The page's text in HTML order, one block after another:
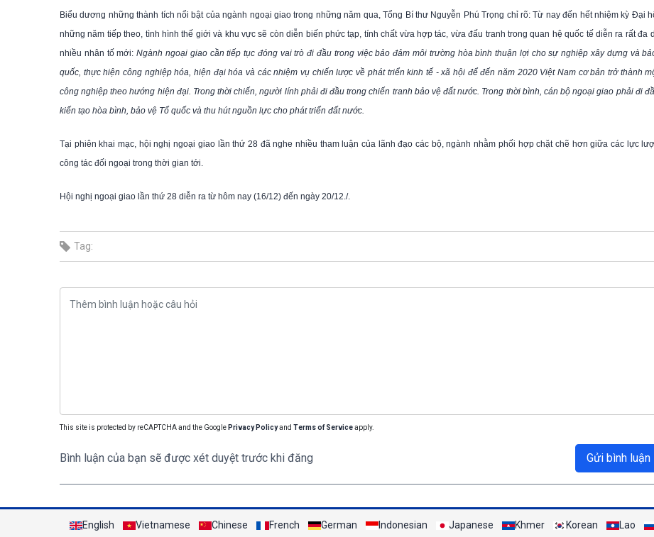
Biểu dương những thành tích nổi bật của ngành ngoại giao trong những năm qua, Tổng Bí thư Nguyễn Phú Trọng chỉ rõ: Từ nay đến hết nhiệm kỳ Đại
những năm tiếp theo, tình hình thế giới và khu vực sẽ còn diễn biến phức tạp, tính chất vừa hợp tác, vừa đấu tranh trong quan hệ quốc tế diễn ra rất đa
nhiều nhân tố mới:Ngành ngoại giao cần tiếp tục đóng vai trò đi đầu trong việc bảo đảm môi trường hòa bình thuận lợi cho sự nghiệp xây dựng và
quốc, thực hiện công nghiệp hóa, hiện đại hóa và các nhiệm vụ chiến lược về phát triển kinh tế - xã hội để đến năm 2020 Việt Nam cơ bản trở thành
công nghiệp theo hướng hiện đại. Trong thời chiến, người lính phải đi đầu trong chiến tranh bảo vệ đất nước. Trong thời bình, cán bộ ngoại giao phải đi
kiến tạo hòa bình, bảo vệ Tổ quốc và thu hút nguồn lực cho phát triển đất nước.
Tại phiên khai mạc, hội nghị ngoại giao lần thứ 28 đã nghe nhiều tham luận của lãnh đạo các bộ, ngành nhằm phối hợp chặt chẽ hơn giữa các lực
công tác đối ngoại trong thời gian tới.
Hội nghị ngoại giao lần thứ 28 diễn ra từ hôm nay (16/12) đến ngày 20/12./.
Tag:
This site is protected by reCAPTCHA and the Google Privacy Policyand Terms of Serviceapply.
Bình luận của bạn sẽ được xét duyệt trước khi đăng Gửi bình luận
English Vietnamese Chinese French German Indonesian Japanese Khmer Korean Lao